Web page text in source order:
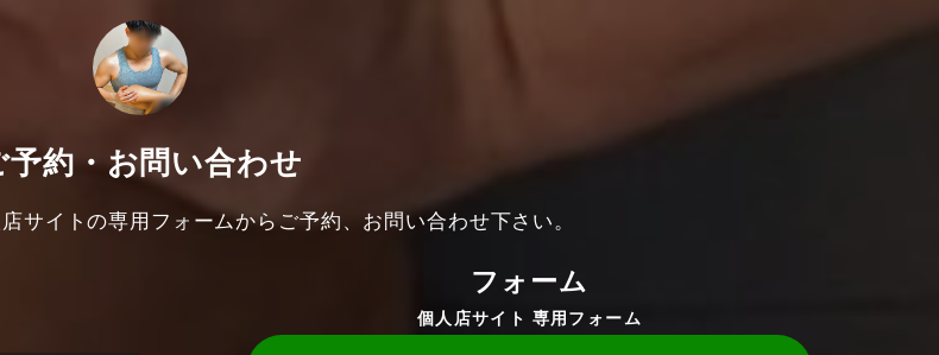
予約・お問い合わせ
サイトの専用フォームからご予約、お問い合わせ下さい。
フォーム
個人店サイト 専用フォーム